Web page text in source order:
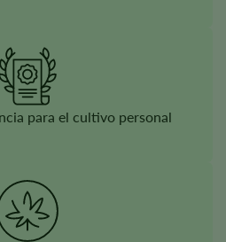
para el cultivo personal